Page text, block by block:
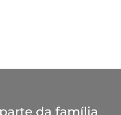
da família